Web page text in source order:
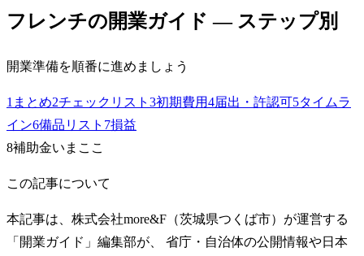
フレンチの開業ガイド — ステップ別
開業準備を順番に進めましょう
1 まとめ2チェックリスト 3初期費用4届出・許認可5タイムラ
イン6備品リスト 7損益
8補助金いまここ
この記事について
本記事は、株式会社more&F（茨城県つくば市）が運営する
「開業ガイド」編集部が、 省庁・自治体の公開情報や日本